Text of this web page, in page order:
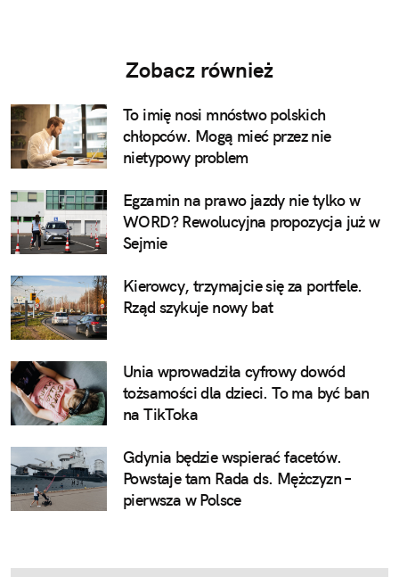
Zobacz również
To imię nosi mnóstwo polskich
chłopców. Mogą mieć przez nie
nietypowy problem
Egzamin na prawo jazdy nie tylko w
WORD? Rewolucyjna propozycja już w
Sejmie
Kierowcy, trzymajcie się za portfele.
Rząd szykuje nowy bat
Unia wprowadziła cyfrowy dowód
tożsamości dla dzieci. To ma być ban
na TikToka
Gdynia będzie wspierać facetów.
Powstaje tam Rada ds. Mężczyzn –
pierwsza w Polsce